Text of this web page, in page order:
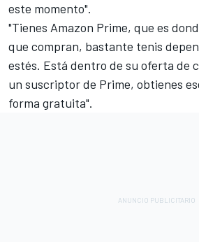
este momento".
"Tienes Amazon Prime, que es
que compran, bastante tenis
estés. Está dentro de su oferta de
un suscriptor de Prime, obtienes
forma gratuita".